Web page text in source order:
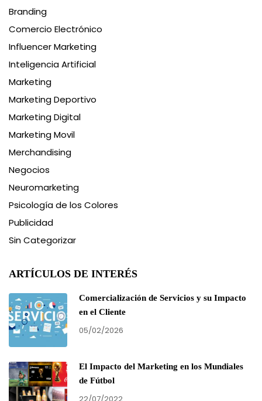
Branding
Comercio Electrónico
Influencer Marketing
Inteligencia Artificial
Marketing
Marketing Deportivo
Marketing Digital
Marketing Movil
Merchandising
Negocios
Neuromarketing
Psicología de los Colores
Publicidad
Sin Categorizar
ARTÍCULOS DE INTERÉS
Comercialización de Servicios y su Impacto
en el Cliente
05/02/2026
El Impacto del Marketing en los Mundiales
de Fútbol